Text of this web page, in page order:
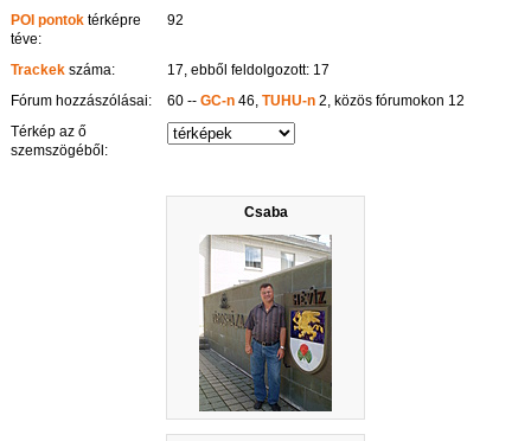
Csaba
POI pontok térképre
téve:
92
Trackek száma:
17, ebből feldolgozott: 17
Fórum hozzászólásai:
60 --GC-n 46,TUHU-n 2, közös fórumokon 12
Térkép az ő
szemszögéből: